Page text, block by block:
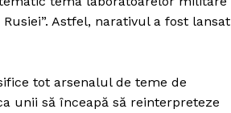
Astfel, narativul a fost lansat
tot arsenalul de teme de
unii să înceapă să reinterpreteze